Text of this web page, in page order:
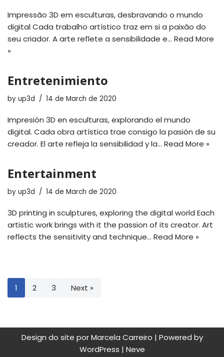
Impressão 3D em esculturas, desbravando o mundo
digital Cada trabalho artístico traz em si a paixão do
seu criador. A arte reflete a sensibilidade e… Read More
»
Entretenimiento
by up3d 14 de March de 2020
Impresión 3D en esculturas, explorando el mundo
digital. Cada obra artística trae consigo la pasión de su
creador. El arte refleja la sensibilidad y la… Read More »
Entertainment
by up3d 14 de March de 2020
3D printing in sculptures, exploring the digital world Each
artistic work brings with it the passion of its creator. Art
reflects the sensitivity and technique… Read More »
1 2 3 Next »
Design do site por Marcela Carreiro | Powered by
WordPress | Neve